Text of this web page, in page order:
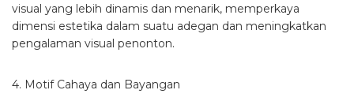
visual yang lebih dinamis dan menarik, memperkaya
dimensi estetika dalam suatu adegan dan meningkatkan
pengalaman visual penonton.
4. Motif Cahaya dan Bayangan